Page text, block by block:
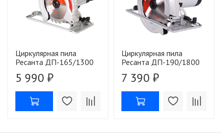
Циркулярная пила
Ресанта ДП-165/1300
5 990 ₽
Циркулярная пила
Ресанта ДП-190/1800
7 390 ₽